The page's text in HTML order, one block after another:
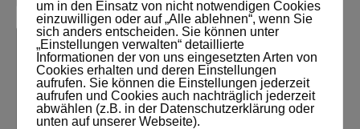
um in den Einsatz von nicht notwendigen Cookies
einzuwilligen oder auf „Alle ablehnen“, wenn Sie
sich anders entscheiden. Sie können unter
„Einstellungen verwalten“ detaillierte
Informationen der von uns eingesetzten Arten von
Cookies erhalten und deren Einstellungen
aufrufen. Sie können die Einstellungen jederzeit
aufrufen und Cookies auch nachträglich jederzeit
abwählen (z.B. in der Datenschutzerklärung oder
unten auf unserer Webseite).